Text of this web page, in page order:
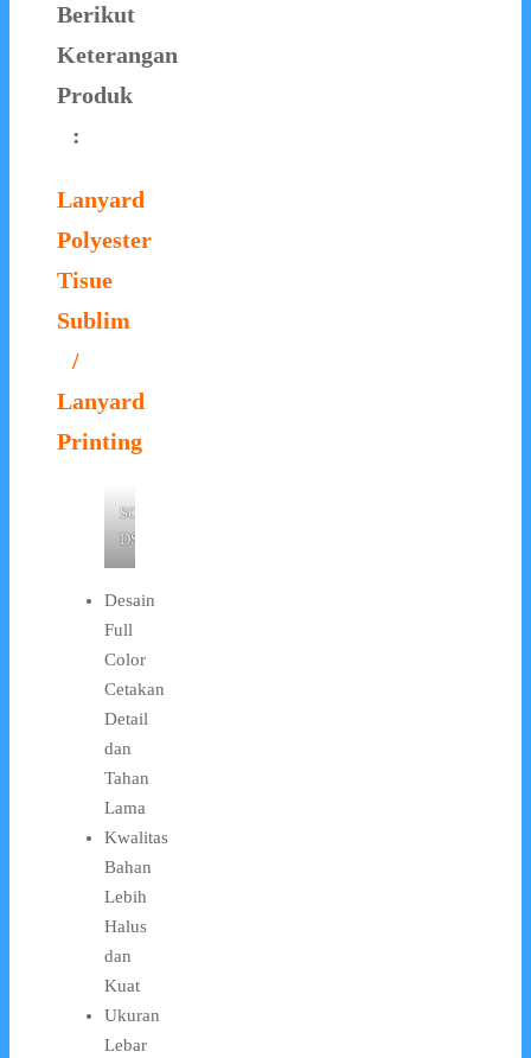
Berikut
Keterangan
Produk
:
Lanyard
Polyester
Tisue
Sublim
/
Lanyard
Printing
SONY
DSC
Desain
Full
Color
Cetakan
Detail
dan
Tahan
Lama
Kwalitas
Bahan
Lebih
Halus
dan
Kuat
Ukuran
Lebar